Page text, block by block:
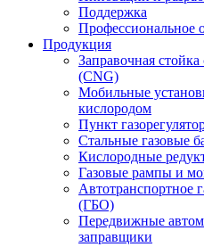
Поддержка
Профессиональное
Продукция
Заправочная
(CNG)
Мобильные
кислородом
Пункт
Стальные газовые
Кислородные
Газовые рампы и
Автотранспортное
(ГБО)
Передвижные
заправщики